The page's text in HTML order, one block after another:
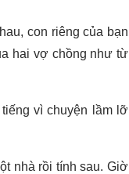
con riêng của bạn
hai vợ chồng như từ
vì chuyện lầm lỡ
nhà rồi tính sau. Giờ